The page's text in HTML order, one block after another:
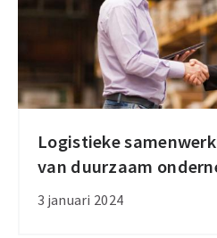
Logistieke
van duurzaam
3 januari 2024
Logistieke
samenwerking
als